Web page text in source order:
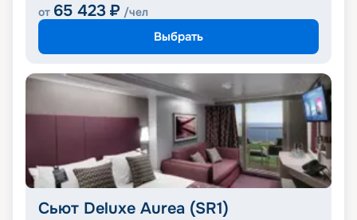
от 65 423 ₽ /чел
Выбрать
Сьют Deluxe Aurea (SR1)